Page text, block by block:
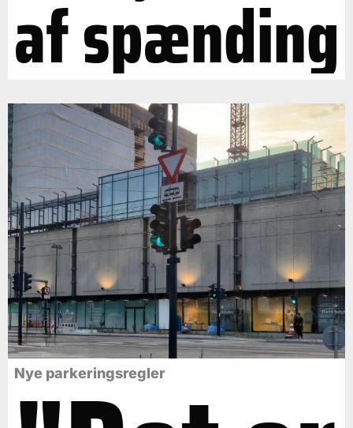
af spænding
Nye parkeringsregler